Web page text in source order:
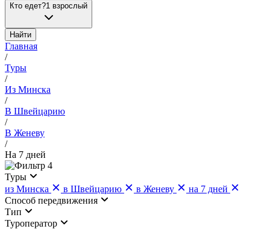
Кто едет?1 взрослый
Найти
Главная
/
Туры
/
Из Минска
/
В Швейцарию
/
В Женеву
/
На 7 дней
4
Туры
из Минска
в Швейцарию в Женеву
на 7 дней
Cпособ передвижения
Тип
Туроператор